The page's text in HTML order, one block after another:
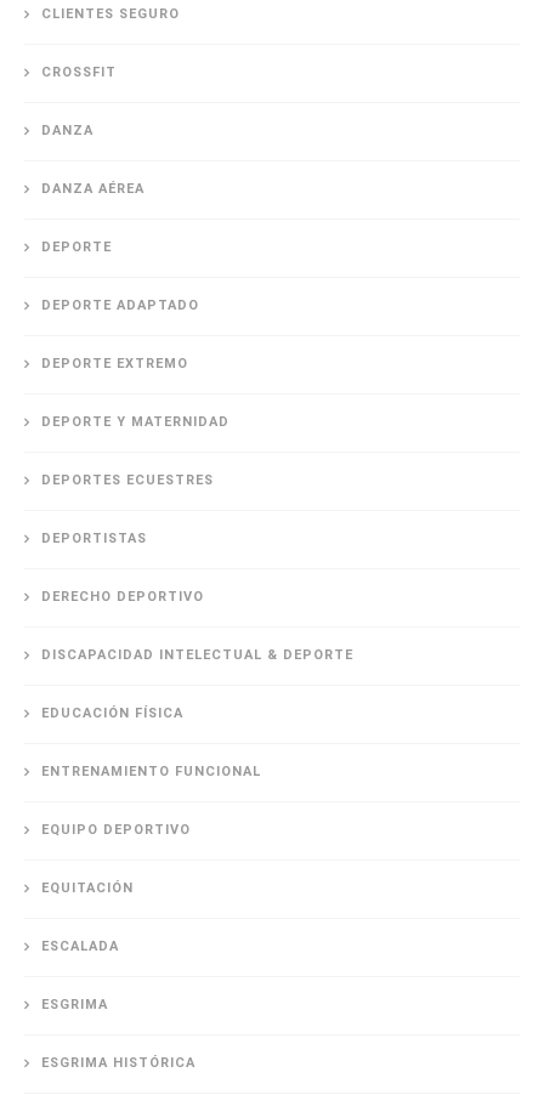
CLIENTES SEGURO
CROSSFIT
DANZA
DANZA AÉREA
DEPORTE
DEPORTE ADAPTADO
DEPORTE EXTREMO
DEPORTE Y MATERNIDAD
DEPORTES ECUESTRES
DEPORTISTAS
DERECHO DEPORTIVO
DISCAPACIDAD INTELECTUAL & DEPORTE
EDUCACIÓN FÍSICA
ENTRENAMIENTO FUNCIONAL
EQUIPO DEPORTIVO
EQUITACIÓN
ESCALADA
ESGRIMA
ESGRIMA HISTÓRICA